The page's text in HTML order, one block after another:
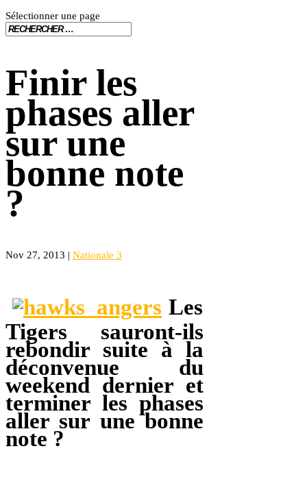
Sélectionner une page
Finir les
phases aller
sur une
bonne note
?
Nov 27, 2013 | Nationale 3
Les
Tigers sauront-ils
rebondir suite à la
déconvenue du
weekend dernier et
terminer les phases
aller sur une bonne
note ?